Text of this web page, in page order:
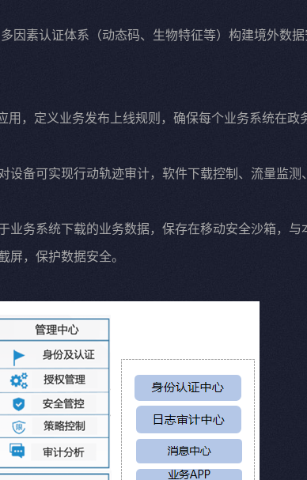
因素认证体系（动态码、生物特征等）构建境外数
，定义业务发布上线规则，确保每个业务系统在政
备可实现行动轨迹审计，软件下载控制、流量监测
务系统下载的业务数据，保存在移动安全沙箱，与
，保护数据安全。